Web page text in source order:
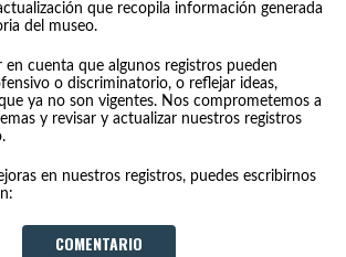
que recopila información generada
del museo.
en cuenta que algunos registros pueden
o discriminatorio, o reflejar ideas,
ya no son vigentes. Nos comprometemos a
y revisar y actualizar nuestros registros
en nuestros registros, puedes escribirnos
COMENTARIO